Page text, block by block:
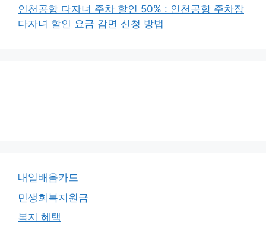
인천공항 다자녀 주차 할인 50% : 인천공항 주차장
다자녀 할인 요금 감면 신청 방법
내일배움카드
민생회복지원금
복지 혜택